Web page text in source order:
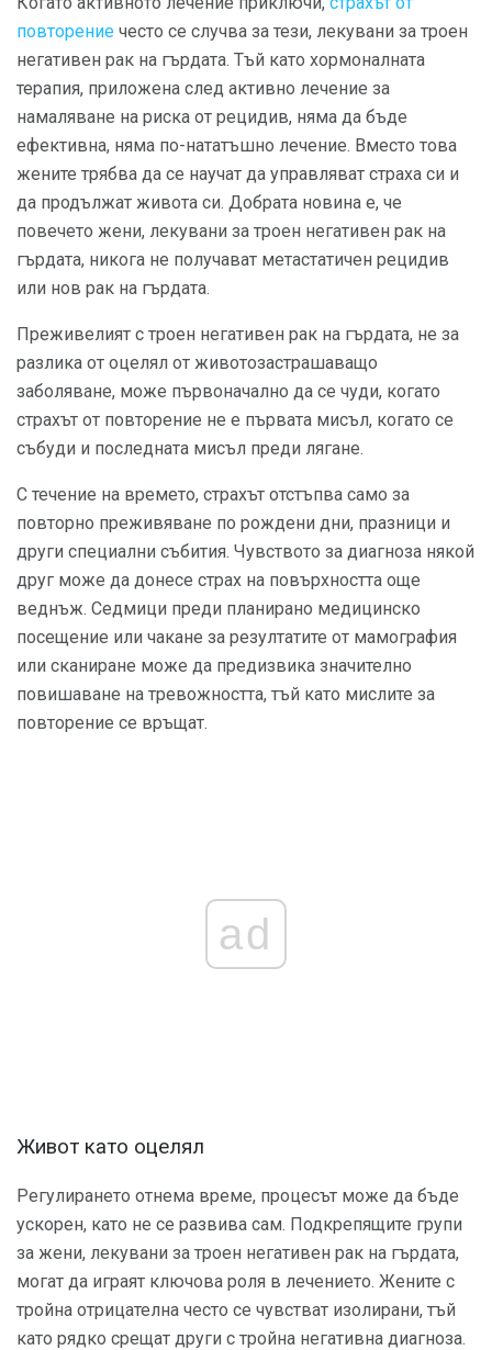
повторение често се случва за тези, лекувани за троен
негативен рак на гърдата. Тъй като хормоналната
терапия, приложена след активно лечение за
намаляване на риска от рецидив, няма да бъде
ефективна, няма по-нататъшно лечение. Вместо това
жените трябва да се научат да управляват страха си и
да продължат живота си. Добрата новина е, че
повечето жени, лекувани за троен негативен рак на
гърдата, никога не получават метастатичен рецидив
или нов рак на гърдата.
Преживелият с троен негативен рак на гърдата, не за
разлика от оцелял от животозастрашаващо
заболяване, може първоначално да се чуди, когато
страхът от повторение не е първата мисъл, когато се
събуди и последната мисъл преди лягане.
С течение на времето, страхът отстъпва само за
повторно преживяване по рождени дни, празници и
други специални събития. Чувството за диагноза някой
друг може да донесе страх на повърхността още
веднъж. Седмици преди планирано медицинско
посещение или чакане за резултатите от мамография
или сканиране може да предизвика значително
повишаване на тревожността, тъй като мислите за
повторение се връщат.
ad
Живот като оцелял
Регулирането отнема време, процесът може да бъде
ускорен, като не се развива сам. Подкрепящите групи
за жени, лекувани за троен негативен рак на гърдата,
могат да играят ключова роля в лечението. Жените с
тройна отрицателна често се чувстват изолирани, тъй
като рядко срещат други с тройна негативна диагноза.